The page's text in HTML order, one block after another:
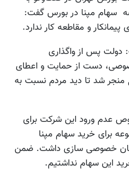
سهام مپنا در بورس گفت:
و مقاطعه کار ندارد.
دولت پس از واگذاری
دست از حمایت و اعطای
منجر شد تا دید مردم نسبت به
عدم ورود این شرکت برای
برای خرید سهام مپنا
خصوصی سازی داشت. ضمن
این سهام نداشتیم.